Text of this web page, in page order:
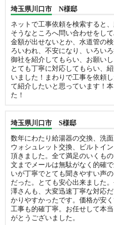
埼玉県川口市 N様邸
ネットで工事依頼を検索すると
そうなところへ問い合わせをし
金額が出せないとか、水道管の
ろいわれ、不安になり、いろい
御社を紹介してもらい、お願い
とても丁寧に対応してもらい、
いました！まわりで工事を依頼
て紹介したいと思っています！
た！
埼玉県川口市 S様邸
数年にわたり給湯器の交換、洗
ウォシュレット交換、ビルトイ
頂きました。全て満足のいくも
文までメールは無駄がなく的確
いが丁寧でとても聞きやすい声
だった。とても安心出来ました
澤さんも、大変迅速丁寧な対応
かりやすかったです。価格が安
工事も的確丁寧。お任せして本
がとうございました。